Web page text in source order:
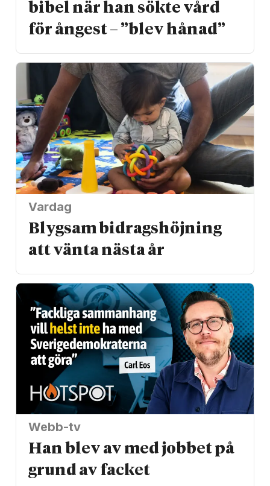
bibel när han sökte vård
för ångest – ”blev hånad”
Vardag
Blygsam bidrags­höjning
att vänta nästa år
Webb-tv
Han blev av med jobbet på
grund av facket